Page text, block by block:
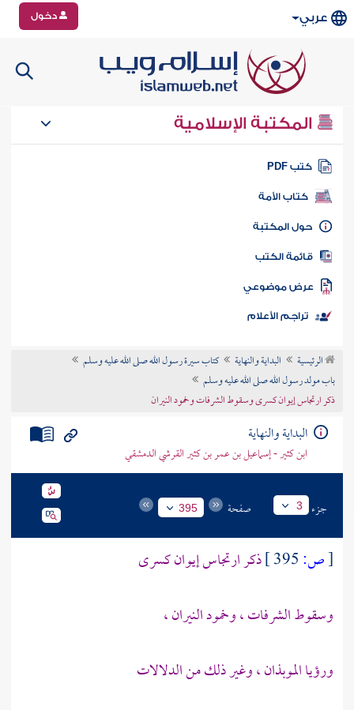
عربي دخول
المكتبة الإسلامية
كتب PDF
كتاب الأمة
المكتبة
الكتب
موضوعي
تراجم الأعلام
الرئيسية البداية والنهاية
كتاب سيرة رسول الله صلى الله عليه وسلم
باب مولد رسول الله صلى الله عليه وسلم
ذكر ارتجاس إيوان كسرى وسقوط الشرفات وخمود النيران
البداية والنهاية
ابن كثير - إسماعيل بن عمر بن كثير القرشي الدمشقي
جزء 3 صفحة 395
[ص: ذكر ارتجاس إيوانكسرى
وسقوط الشرفات ، وخمود النيران ،
ورؤياالموبذان ،وغير ذلك من الدلالات